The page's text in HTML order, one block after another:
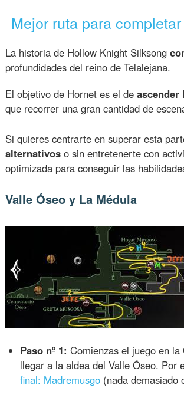
Mejor ruta para
La historia de Hollow Knight Silksong
profundidades del reino de Telalejana.
El objetivo de Hornet es el de ascender
que recorrer una gran cantidad de
Si quieres centrarte en superar esta
alternativos o sin entretenerte con
optimizada para conseguir las
Valle Óseo y La Médula
Paso nº 1: Comienzas el juego en
llegar a la aldea del Valle Óseo.
final: Madremusgo (nada demasiado